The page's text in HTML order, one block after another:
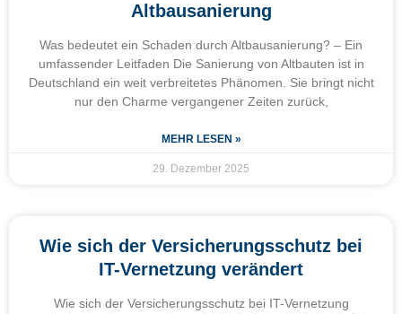
Altbausanierung
Was bedeutet ein Schaden durch Altbausanierung? – Ein
umfassender Leitfaden Die Sanierung von Altbauten ist in
Deutschland ein weit verbreitetes Phänomen. Sie bringt nicht
nur den Charme vergangener Zeiten zurück,
MEHR LESEN »
29. Dezember 2025
Wie sich der Versicherungsschutz bei
IT-Vernetzung verändert
Wie sich der Versicherungsschutz bei IT-Vernetzung